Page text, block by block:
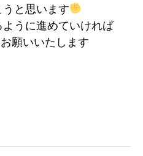
と思います
うに進めていければ
願いいたします